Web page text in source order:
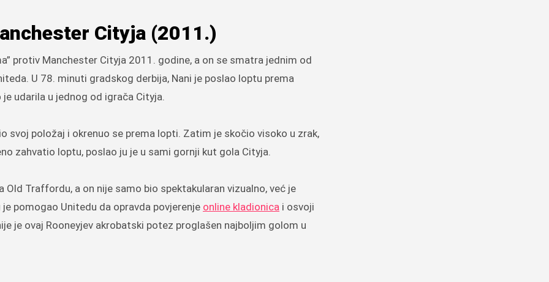
Cityja (2011.)
protiv Manchester Cityja 2011. godine, a on se smatra jednim od
U 78. minuti gradskog derbija, Nani je poslao loptu prema
udarila u jednog od igrača Cityja.
svoj položaj i okrenuo se prema lopti. Zatim je skočio visoko u zrak,
zahvatio loptu, poslao ju je u sami gornji kut gola Cityja.
Traffordu, a on nije samo bio spektakularan vizualno, već je
pomogao Unitedu da opravda povjerenje online kladionica i osvoji
je ovaj Rooneyjev akrobatski potez proglašen najboljim golom u